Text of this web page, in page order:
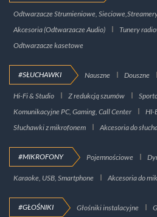
Odtwarzacze Strumieniowe,
Akcesoria (Odtwarzacze Audio)
Tunery
Odtwarzacze kasetowe
#SŁUCHAWKI Nauszne Douszne
Hi-Fi & Studio Z redukcją szumów
Komunikacyjne PC, Gaming, Call Center
HI-
Słuchawki z mikrofonem
Akcesoria do
#MIKROFONY Pojemnościowe
Karaoke, USB, Smartphone Akcesoria do
#GŁOŚNIKI Głośniki instalacyjne